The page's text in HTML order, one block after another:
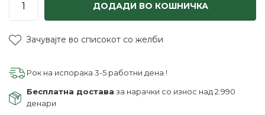
ДОДАДИ ВО КОШНИЧКА
Зачувајте во списокот со желби
Рок на испорака 3-5 работни дена !
Бесплатна достава за нарачки со износ над 2.990
денари